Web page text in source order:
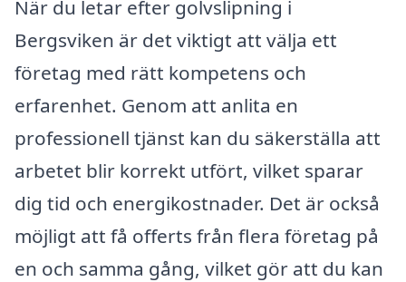
När du letar efter golvslipning i
Bergsviken är det viktigt att välja ett
företag med rätt kompetens och
erfarenhet. Genom att anlita en
professionell tjänst kan du säkerställa att
arbetet blir korrekt utfört, vilket sparar
dig tid och energikostnader. Det är också
möjligt att få offerts från flera företag på
en och samma gång, vilket gör att du kan